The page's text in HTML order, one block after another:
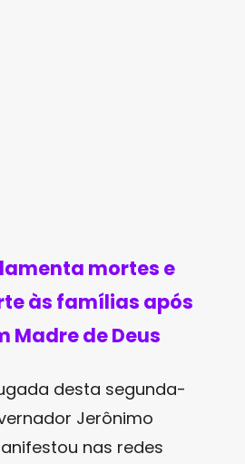
mortes e
às famílias após
Madre de Deus
desta segunda-
Jerônimo
nas redes